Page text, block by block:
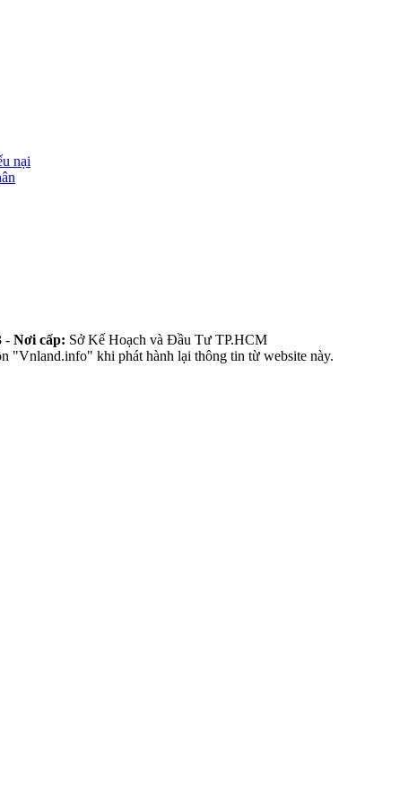
nại
- Nơi cấp: Sở Kế Hoạch và Đầu Tư TP.HCM
"Vnland.info" khi phát hành lại thông tin từ website này.